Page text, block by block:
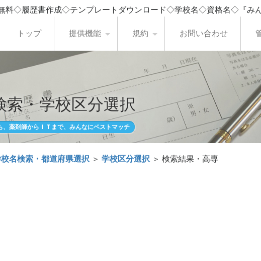
料◇履歴書作成◇テンプレートダウンロード◇学校名◇資格名◇『み
トップ 提供機能 規約 お問い合わせ
索・学校区分選択
、薬剤師からＩＴまで、みんなにベストマッチ
名検索・都道府県選択 ＞ 学校区分選択 ＞ 検索結果・高専